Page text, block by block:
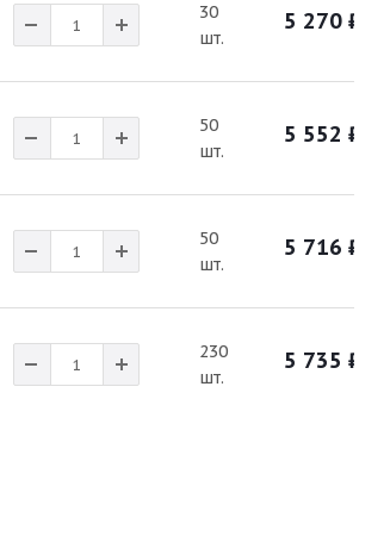
30
шт.
5 270 ₽
50
шт.
5 552 ₽
50
шт.
5 716 ₽
230
шт.
5 735 ₽